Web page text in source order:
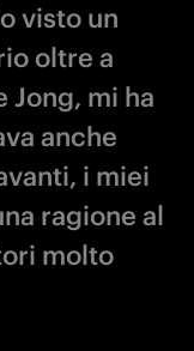
visto un
oltre a
Jong, mi ha
anche
i miei
ragione al
molto